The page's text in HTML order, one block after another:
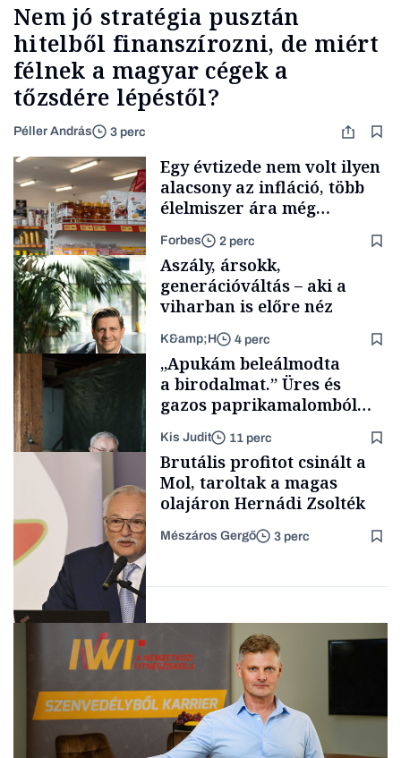
Nem jó stratégia pusztán
hitelből finanszírozni, de miért
félnek a magyar cégek a
tőzsdére lépéstől?
Péller András 3 perc
Makro
Egy évtizede nem volt ilyen
alacsony az infláció, több
élelmiszer ára még
rohamosan csökken is
Forbes 2 perc
TÁMOGATÓI
TARTALOM
Aszály, ársokk,
generációváltás – aki a
viharban is előre néz
K&amp;H 4 perc
Családi
vállalkozások
„Apukám beleálmodta
a birodalmat.” Üres és
gazos paprikamalomból
lett az igazi családi
fűszersztori
Kis Judit 11 perc
Befektetés
Brutális profitot csinált a
Mol, taroltak a magas
olajáron Hernádi Zsolték
Mészáros Gergő 3 perc